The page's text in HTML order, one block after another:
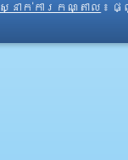
ស្នាក់ការកណ្តាល ៖